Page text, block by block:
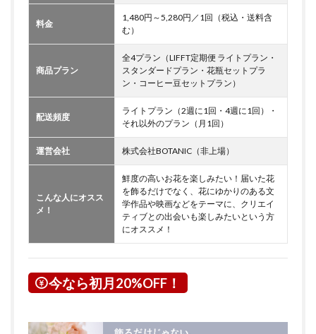
料金
1,480円～5,280円／1回（税込・送料含
む）
商品プラン
全4プラン（LIFFT定期便 ライトプラン・
スタンダードプラン・花瓶セットプラ
ン・コーヒー豆セットプラン）
配送頻度
ライトプラン（2週に1回・4週に1回）・
それ以外のプラン（月1回）
運営会社 株式会社BOTANIC（非上場）
こんな人にオスス
メ！
鮮度の高いお花を楽しみたい！届いた花
を飾るだけでなく、花にゆかりのある文
学作品や映画などをテーマに、クリエイ
ティブとの出会いも楽しみたいという方
にオススメ！
今なら初月20%OFF！